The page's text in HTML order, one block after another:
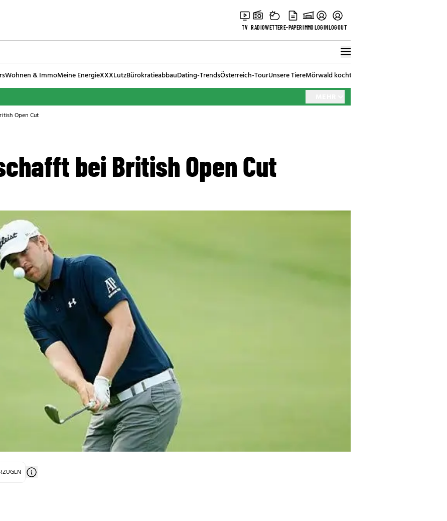
TV RADIOWETTERE-PAPERIMMOLOGINLOGOUT
Wohnen & ImmoMeine EnergieXXXLutzBürokratieabbauDating-TrendsÖsterreich-TourUnsere TiereMörwald kocht
Open Cut
bei British Open Cut